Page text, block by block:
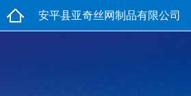
安平县亚奇丝网制品有限公司